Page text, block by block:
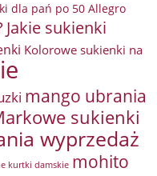
dla pań po 50 Allegro
Jakie sukienki
Kolorowe sukienki na
mango ubrania
sukienki
wyprzedaż
kurtki damskie mohito